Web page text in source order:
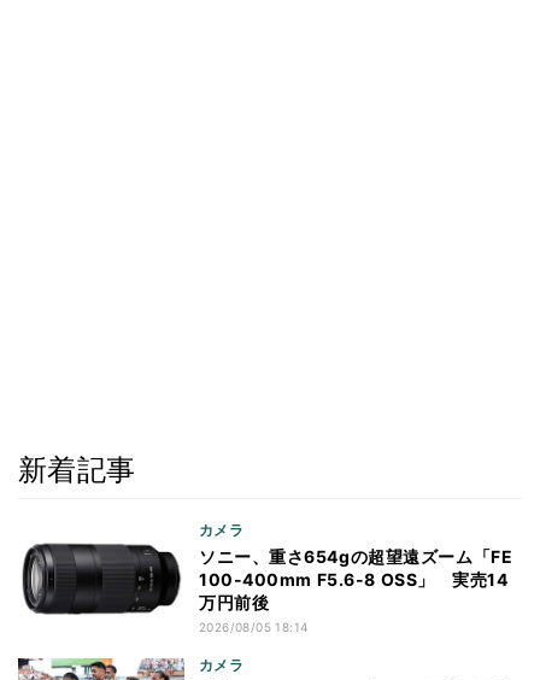
新着記事
カメラ
ソニー、重さ654gの超望遠ズーム「FE
100-400mm F5.6-8 OSS」 実売14
万円前後
2026/08/05 18:14
カメラ